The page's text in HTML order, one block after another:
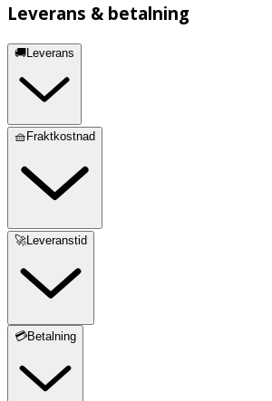
Leverans & betalning
🚚Leverans
🧺Fraktkostnad
🚀Leveranstid
💳Betalning